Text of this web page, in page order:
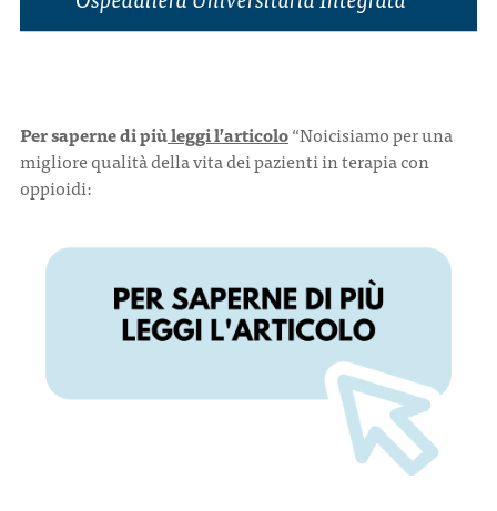
Per saperne di piùleggi l’articolo“Noicisiamo per una
migliore qualità della vita dei pazienti in terapia con
oppioidi: